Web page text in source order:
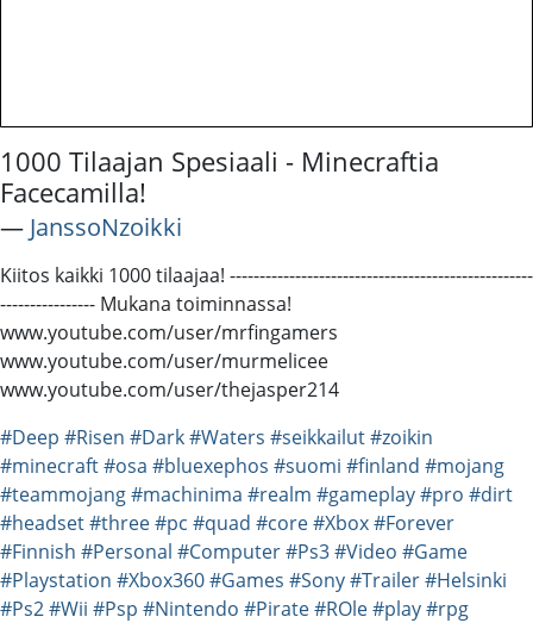
1000 Tilaajan Spesiaali - Minecraftia
Facecamilla!
― JanssoNzoikki
Kiitos kaikki 1000 tilaajaa! ---------------------------------------------------
---------------- Mukana toiminnassa!
www.youtube.com/user/mrfingamers
www.youtube.com/user/murmelicee
www.youtube.com/user/thejasper214
#Deep #Risen #Dark#Waters #seikkailut#zoikin
#minecraft#osa #bluexephos #suomi #finland #mojang
#teammojang#machinima #realm #gameplay#pro #dirt
#headset#three#pc #quad #core#Xbox#Forever
#Finnish #Personal #Computer#Ps3#Video #Game
#Playstation #Xbox360#Games #Sony#Trailer#Helsinki
#Ps2#Wii #Psp #Nintendo #Pirate#ROle#play#rpg